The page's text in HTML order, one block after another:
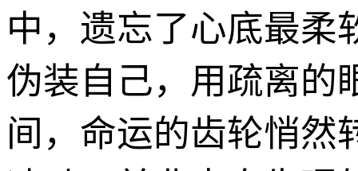
中，遗忘了心底最柔
伪装自己，用疏离的
间，命运的齿轮悄然